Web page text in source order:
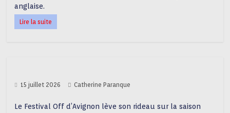
anglaise.
Lire la suite
15 juillet 2026 Catherine Paranque
Le Festival Off d’Avignon lève son rideau sur la saison